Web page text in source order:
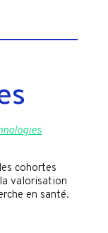
cohortes
valorisation
en santé.